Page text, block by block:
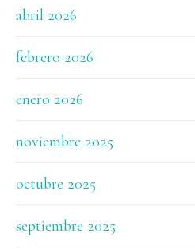
abril 2026
febrero 2026
enero 2026
noviembre 2025
octubre 2025
septiembre 2025